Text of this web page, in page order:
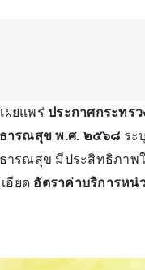
ผยแพร่ ประกาศกระทร
ธารณสุข พ.ศ. ๒๕๖๘ ระ
ารณสุข มีประสิทธิภาพ
อียด อัตราค่าบริการหน่